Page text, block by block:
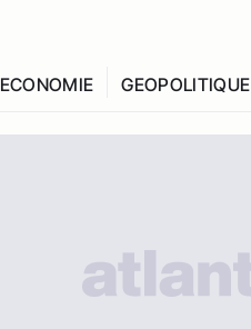
ECONOMIE GEOPOLITIQUE